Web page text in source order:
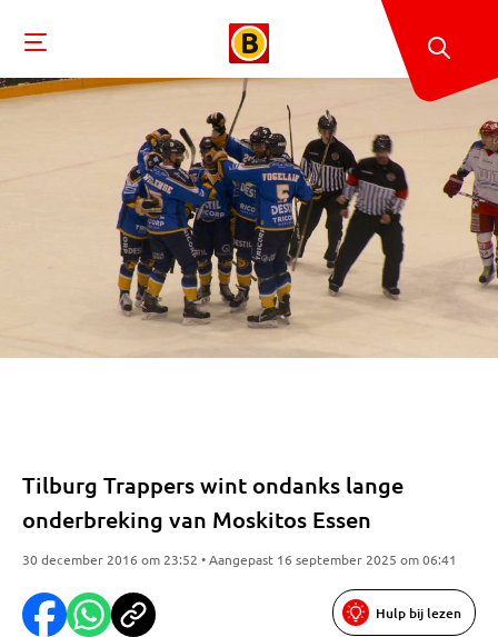
Tilburg Trappers wint ondanks lange
onderbreking van Moskitos Essen
30 december 2016 om 23:52 • Aangepast 16 september 2025 om 06:41
Hulp bij lezen